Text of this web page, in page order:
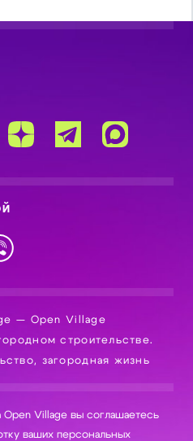
— Open Village
строительстве.
загородная жизнь
Open Village вы соглашаетесь